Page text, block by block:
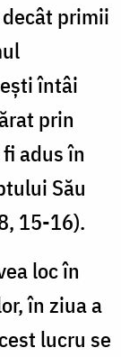
primii
întâi
prin
adus în
Său
15-16).
loc în
în ziua a
lucru se